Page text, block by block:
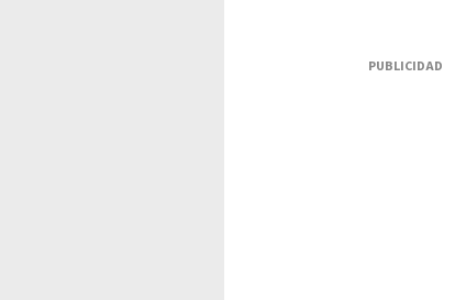
PUBLICIDAD